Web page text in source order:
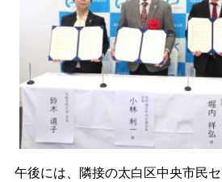
午後には、隣接の太白区中央市民